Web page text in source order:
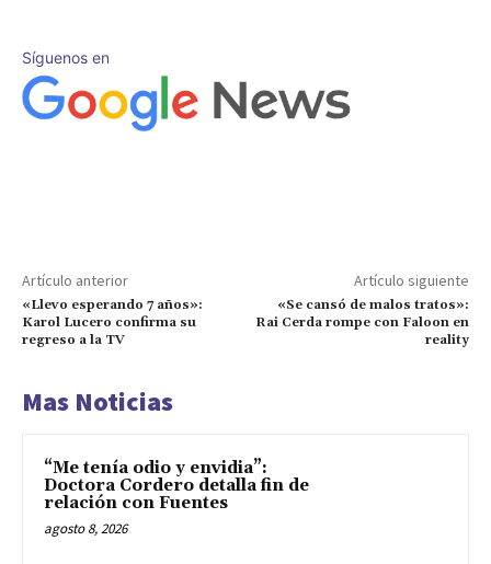
Síguenos en
Artículo anterior
«Llevo esperando 7 años»:
Karol Lucero confirma su
regreso a la TV
Artículo siguiente
«Se cansó de malos tratos»:
Rai Cerda rompe con Faloon en
reality
Mas Noticias
“Me tenía odio y envidia”:
Doctora Cordero detalla fin de
relación con Fuentes
agosto 8, 2026